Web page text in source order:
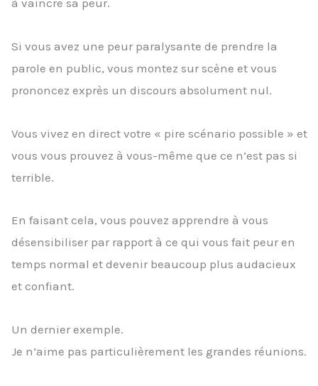
à vaincre sa peur.
Si vous avez une peur paralysante de prendre la
parole en public, vous montez sur scène et vous
prononcez exprès un discours absolument nul.
Vous vivez en direct votre « pire scénario possible » et
vous vous prouvez à vous-même que ce n’est pas si
terrible.
En faisant cela, vous pouvez apprendre à vous
désensibiliser par rapport à ce qui vous fait peur en
temps normal et devenir beaucoup plus audacieux
et confiant.
Un dernier exemple.
Je n’aime pas particulièrement les grandes réunions.